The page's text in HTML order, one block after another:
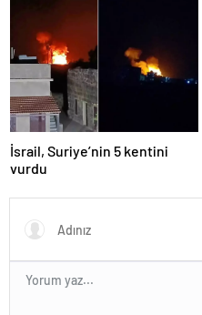
İsrail, Suriye’nin 5 kentini
vurdu